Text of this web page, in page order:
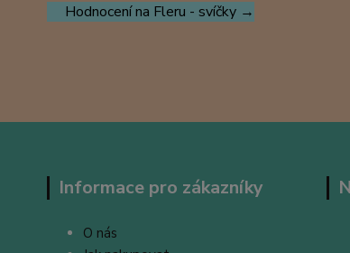
Hodnocení na Fleru - svíčky →
Informace pro zákazníky
O nás